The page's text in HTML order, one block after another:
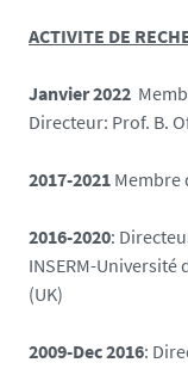
ACTIVITE DE
Janvier 2022
Directeur: Prof. B.
2017-2021 Membre
2016-2020:
INSERM-
(UK)
2009-Dec 2016: